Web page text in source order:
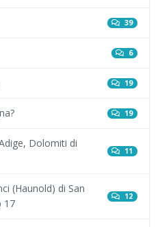
39
6
19
19
Dolomiti di
11
(Haunold) di San
17
12